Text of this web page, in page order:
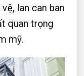
lan can ban
quan trọng
mỹ.